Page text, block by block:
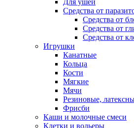
Для ушей
Средства от
Средства от
Средства от
Средства от
Игрушки
Канатные
Кольца
Кости
Мягкие
Мячи
Резиновые,
Фрисби
Каши и молочные смеси
Клетки и вольеры